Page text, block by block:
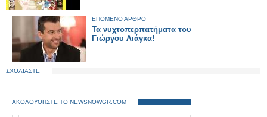
ΕΠΟΜΕΝΟ ΑΡΘΡΟ
Τα νυχτοπερπατήματα του
Γιώργου Λιάγκα!
ΣΧΟΛΙΑΣΤΕ
ΑΚΟΛΟΥΘΗΣΤΕ ΤΟ NEWSNOWGR.COM